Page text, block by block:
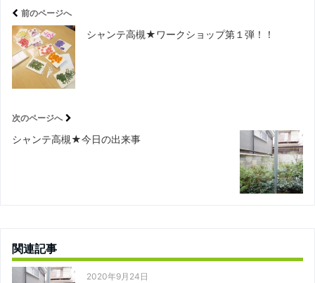
前のページへ
シャンテ高槻★ワークショップ第１弾！！
次のページへ
シャンテ高槻★今日の出来事
関連記事
2020年9月24日